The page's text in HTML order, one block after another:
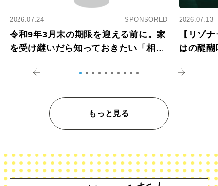
2026.07.24 SPONSORED
令和9年3月末の期限を迎える前に。家
を受け継いだら知っておきたい「相続
2026.07.13
【リゾ
はの醍
もっと見る